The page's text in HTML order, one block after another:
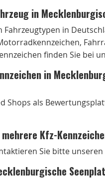
in
in
finden Sie bei
in
Shops als
Kfz-
Sie bitte unseren